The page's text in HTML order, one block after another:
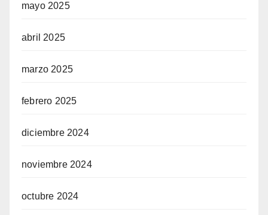
mayo 2025
abril 2025
marzo 2025
febrero 2025
diciembre 2024
noviembre 2024
octubre 2024